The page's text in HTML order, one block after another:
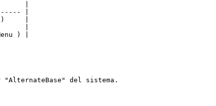
|
|
|
|
) |
del sistema.